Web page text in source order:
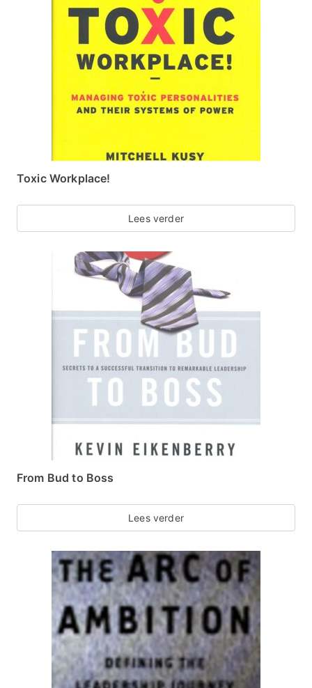
Toxic Workplace!
Lees verder
From Bud to Boss
Lees verder